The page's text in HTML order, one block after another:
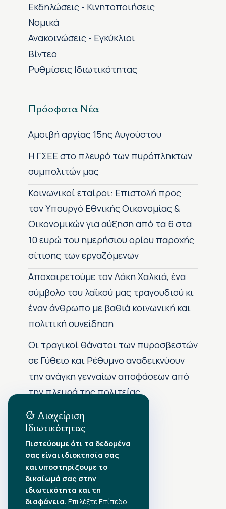
Εκδηλώσεις - Κινητοποιήσεις
Νομικά
Ανακοινώσεις - Εγκύκλιοι
Βίντεο
Ρυθμίσεις Ιδιωτικότητας
Πρόσφατα Νέα
Αμοιβή αργίας 15ης Αυγούστου
H ΓΣΕΕ στο πλευρό των πυρόπληκτων
συμπολιτών μας
Κοινωνικοί εταίροι: Επιστολή προς
τον Υπουργό Εθνικής Οικονομίας &
Οικονομικών για αύξηση από τα 6 στα
10 ευρώ του ημερήσιου ορίου παροχής
σίτισης των εργαζόμενων
Αποχαιρετούμε τον Λάκη Χαλκιά, ένα
σύμβολο του λαϊκού μας τραγουδιού κι
έναν άνθρωπο με βαθιά κοινωνική και
πολιτική συνείδηση
Οι τραγικοί θάνατοι των πυροσβεστών
σε Γύθειο και Ρέθυμνο αναδεικνύουν
την ανάγκη γενναίων αποφάσεων από
την πλευρά της πολιτείας
Αρχείο Δημοσιεύσεων
•Αύγουστος 2026
•Ιούλιος 2026
•Ιούνιος 2026
•Μάιος 2026
•Απρίλιος 2026
Διαχείριση
Ιδιωτικότητας
Πιστεύουμε ότι τα δεδομένα
σας είναι ιδιοκτησία σας
και υποστηρίζουμε το
δικαίωμά σας στην
ιδιωτικότητα και τη
διαφάνεια. Επιλέξτε Επίπεδο